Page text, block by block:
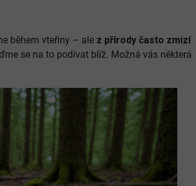
během vteřiny – ale z přírody často zmizí
se na to podívat blíž. Možná vás některá